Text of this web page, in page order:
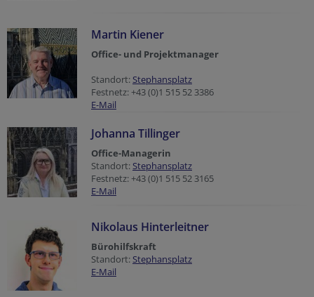
Martin Kiener
Office- und Projektmanager
Standort: Stephansplatz
Festnetz: +43 (0)1 515 52 3386
E-Mail
Johanna Tillinger
Office-Managerin
Standort: Stephansplatz
Festnetz: +43 (0)1 515 52 3165
E-Mail
Nikolaus Hinterleitner
Bürohilfskraft
Standort: Stephansplatz
E-Mail